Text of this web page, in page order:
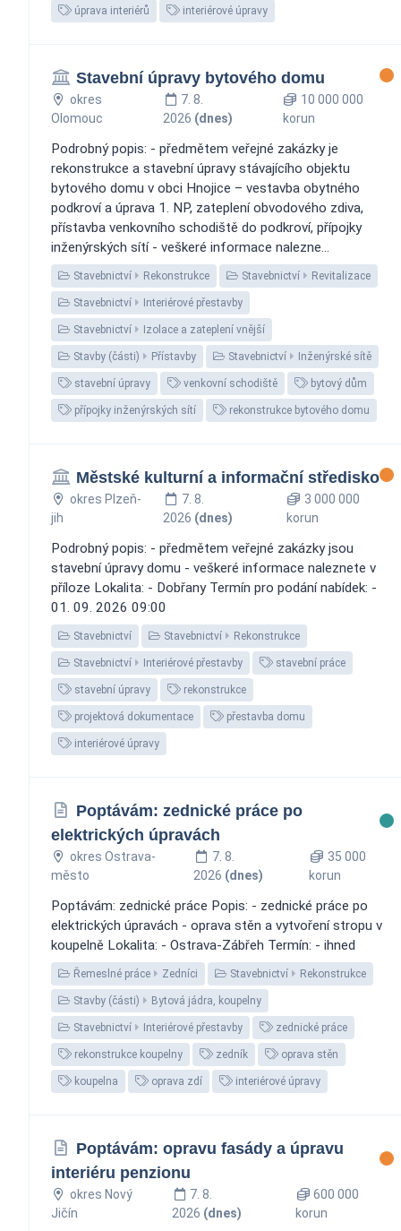
úprava interiérů interiérové úpravy
Stavební úpravy bytového domu
okres
Olomouc
7. 8.
2026 (dnes)
10 000 000
korun
Podrobný popis: - předmětem veřejné zakázky je
rekonstrukce a stavební úpravy stávajícího objektu
bytového domu v obci Hnojice – vestavba obytného
podkroví a úprava 1. NP, zateplení obvodového zdiva,
přístavba venkovního schodiště do podkroví, přípojky
inženýrských sítí - veškeré informace nalezne...
Stavebnictví Rekonstrukce Stavebnictví Revitalizace
Stavebnictví Interiérové přestavby
Stavebnictví Izolace a zateplení vnější
Stavby (části) Přístavby Stavebnictví Inženýrské sítě
stavební úpravy venkovní schodiště bytový dům
přípojky inženýrských sítí rekonstrukce bytového domu
Městské kulturní a informační středisko
okres Plzeň-
jih
7. 8.
2026 (dnes)
3 000 000
korun
Podrobný popis: - předmětem veřejné zakázky jsou
stavební úpravy domu - veškeré informace naleznete v
příloze Lokalita: - Dobřany Termín pro podání nabídek: -
01. 09. 2026 09:00
Stavebnictví Stavebnictví Rekonstrukce
Stavebnictví Interiérové přestavby stavební práce
stavební úpravy rekonstrukce
projektová dokumentace přestavba domu
interiérové úpravy
Poptávám: zednické práce po
elektrických úpravách
okres Ostrava-
město
7. 8.
2026 (dnes)
35 000
korun
Poptávám: zednické práce Popis: - zednické práce po
elektrických úpravách - oprava stěn a vytvoření stropu v
koupelně Lokalita: - Ostrava-Zábřeh Termín: - ihned
Řemeslné práce Zedníci Stavebnictví Rekonstrukce
Stavby (části) Bytová jádra, koupelny
Stavebnictví Interiérové přestavby zednické práce
rekonstrukce koupelny zedník oprava stěn
koupelna oprava zdí interiérové úpravy
Poptávám: opravu fasády a úpravu
interiéru penzionu
okres Nový
Jičín
7. 8.
2026 (dnes)
600 000
korun